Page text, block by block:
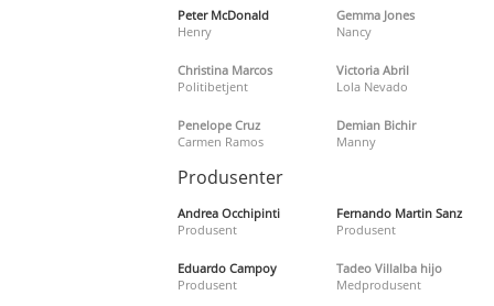
Peter McDonald
Henry
Gemma Jones
Nancy
Christina Marcos
Politibetjent
Victoria Abril
Lola Nevado
Penelope Cruz
Carmen Ramos
Demian Bichir
Manny
Produsenter
Andrea Occhipinti
Produsent
Fernando Martin Sanz
Produsent
Eduardo Campoy
Produsent
Tadeo Villalba hijo
Medprodusent